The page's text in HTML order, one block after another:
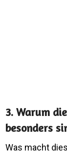
3. Warum
besonders
Was macht